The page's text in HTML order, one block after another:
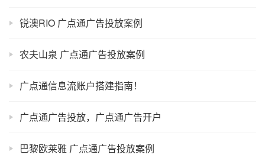
锐澳RIO 广点通广告投放案例
农夫山泉 广点通广告投放案例
广点通信息流账户搭建指南！
广点通广告投放，广点通广告开户
巴黎欧莱雅 广点通广告投放案例